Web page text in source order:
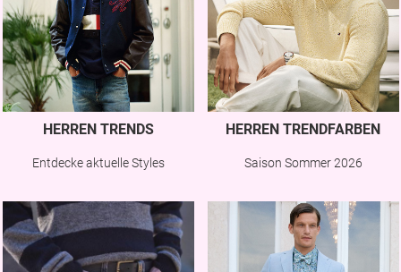
HERREN TRENDS
Entdecke aktuelle Styles
HERREN TRENDFARBEN
Saison Sommer 2026